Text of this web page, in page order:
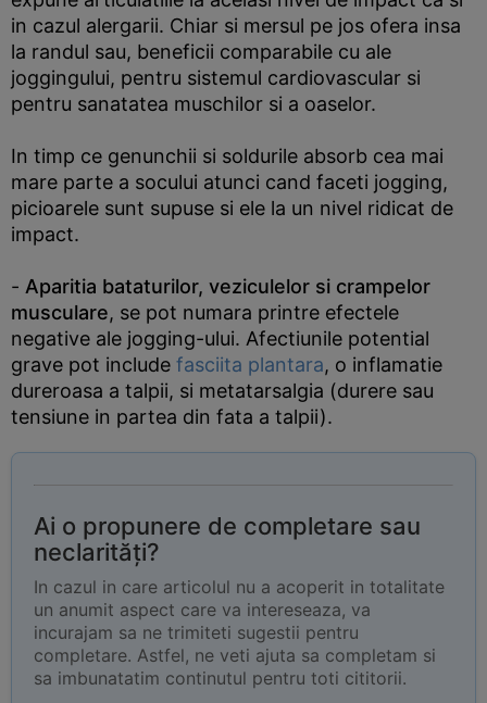
in cazul alergarii. Chiar si mersul pe jos ofera insa
la randul sau, beneficii comparabile cu ale
joggingului, pentru sistemul cardiovascular si
pentru sanatatea muschilor si a oaselor.
In timp ce genunchii si soldurile absorb cea mai
mare parte a socului atunci cand faceti jogging,
picioarele sunt supuse si ele la un nivel ridicat de
impact.
- Aparitia bataturilor, veziculelor si crampelor
musculare, se pot numara printre efectele
negative ale jogging-ului. Afectiunile potential
grave pot include fasciita plantara, o inflamatie
dureroasa a talpii, si metatarsalgia (durere sau
tensiune in partea din fata a talpii).
Ai o propunere de completare sau
neclarități?
In cazul in care articolul nu a acoperit in totalitate
un anumit aspect care va intereseaza, va
incurajam sa ne trimiteti sugestii pentru
completare. Astfel, ne veti ajuta sa completam si
sa imbunatatim continutul pentru toti cititorii.